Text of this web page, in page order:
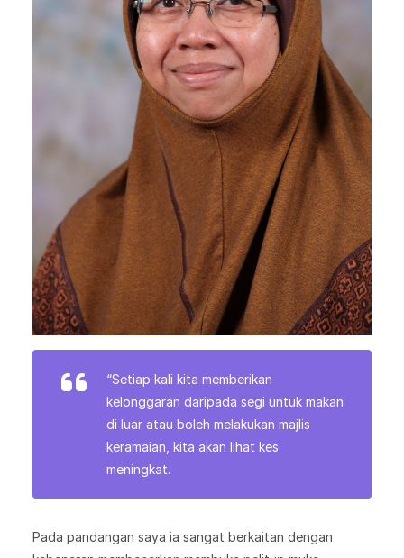
“Setiap kali kita memberikan
kelonggaran daripada segi untuk makan
di luar atau boleh melakukan majlis
keramaian, kita akan lihat kes
meningkat.
Pada pandangan saya ia sangat berkaitan dengan